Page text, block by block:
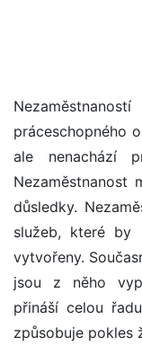
práceschopného
ale nenachází
Nezaměstnanost
důsledky.
služeb, které by
vytvořeny.
jsou z něho
přináší celou
způsobuje pokles